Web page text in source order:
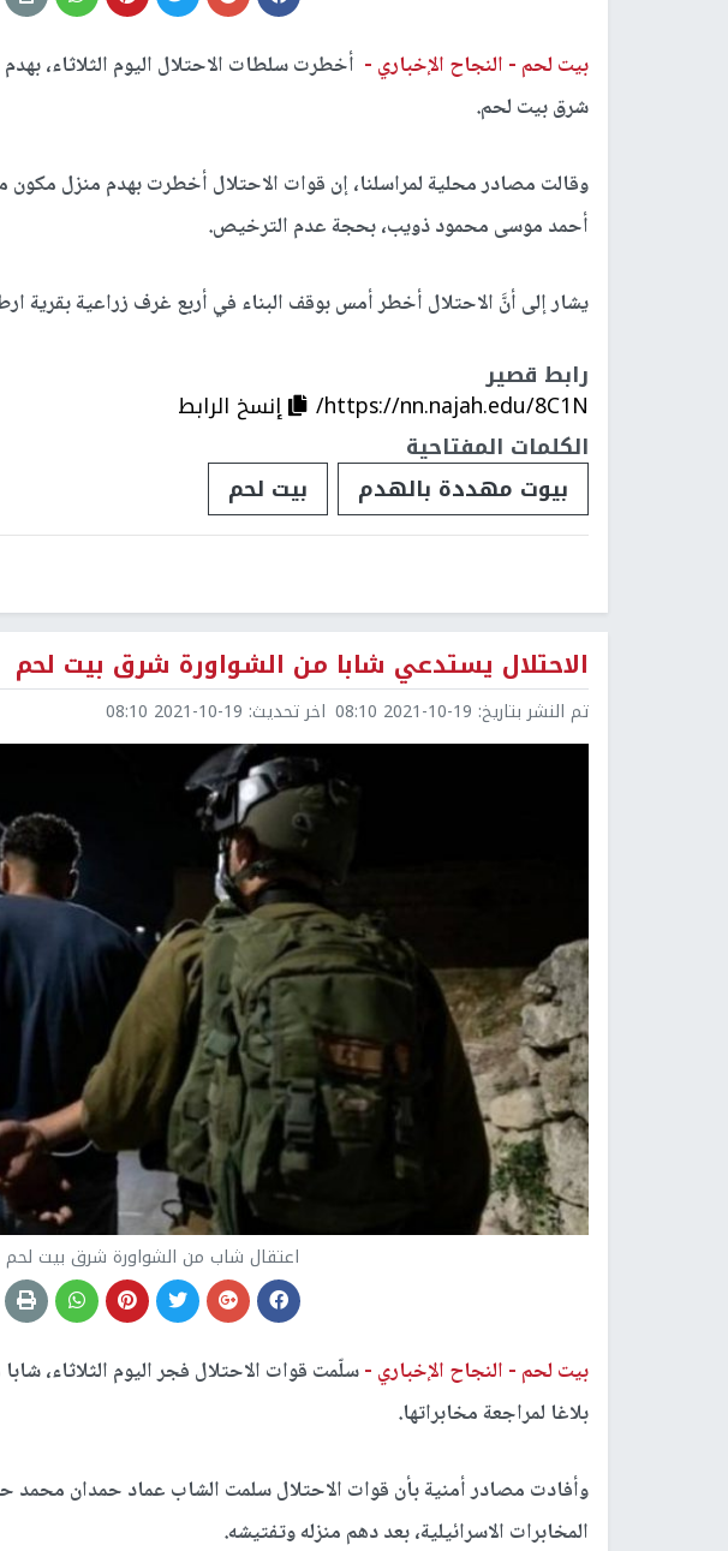
بيت لحم - النجاح الإخباري - أخطرت سلطات الاحتلال اليوم الثلاثاء،
شرق بيت لحم.
وقالت مصادر محلية لمراسلنا، إن قوات الاحتلال أخطرت بهدم منزل مكون
أحمد موسى محمود ذويب، بحجة عدم الترخيص.
يشار إلى أنَّ الاحتلال أخطر أمس بوقف البناء في أربع غرف زراعية
رابط قصير
https://nn.najah.edu/8C1N/
إنسخ الرابط
الكلمات المفتاحية
بيوت مهددة بالهدم
بيت لحم
الاحتلال يستدعي شابا من الشواورة شرق بيت لحم
تم النشر بتاريخ: 2021-10-19 08:10 اخر تحديث: 2021-10-19 08:10
اعتقال شاب من الشواورة شرق بيت لحم
بيت لحم - النجاح الإخباري -سلّمت قوات الاحتلال فجر اليوم الثلاثاء،
بلاغا لمراجعة مخابراتها.
المخابرات الاسرائيلية، بعد دهم منزله وتفتيشه.